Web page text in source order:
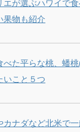
エが選ぶハワイで
果物も紹介
べた平らな桃、蟠
いこと５つ
カナダなど北米で